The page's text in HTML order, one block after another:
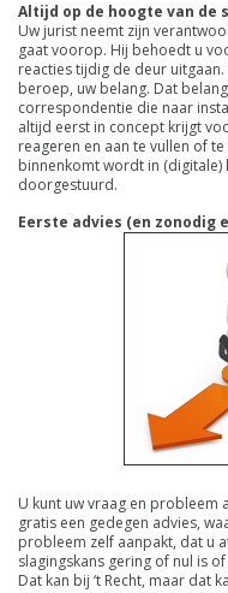
Altijd op de hoogte van de
Uw jurist neemt zijn
gaat voorop. Hij behoedt u
reacties tijdig de deur
beroep, uw belang. Dat
correspondentie die naar
altijd eerst in concept krijgt
reageren en aan te vullen of
binnenkomt wordt in (digitale)
doorgestuurd.
Eerste advies (en zonodig
U kunt uw vraag en
gratis een gedegen advies,
probleem zelf aanpakt, dat u
slagingskans gering of nul is
Dat kan bij ‘t Recht, maar dat